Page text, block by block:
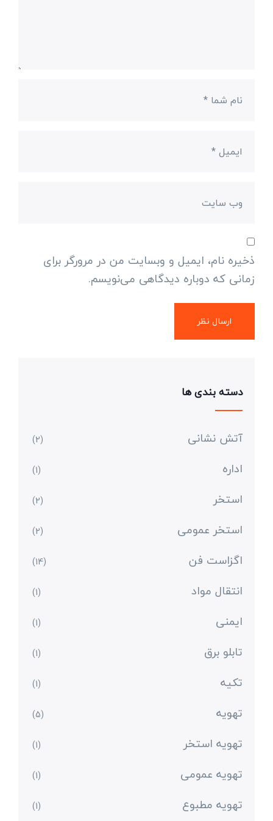
ذخیره نام، ایمیل و وبسایت من در مرورگر برای
زمانی که دوباره دیدگاهی می‌نویسم.
دسته بندی ها
آتش نشانی (2)
اداره (1)
استخر (2)
استخر عمومی (2)
اگزاست فن (14)
انتقال مواد (1)
ایمنی (1)
تابلو برق (1)
تکیه (1)
تهویه (5)
تهویه استخر (1)
تهویه عمومی (1)
تهویه مطبوع (1)